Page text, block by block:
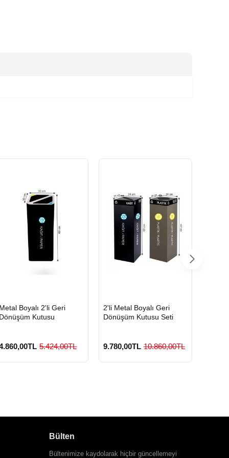
GÖNDERİ
Metal Boyalı 2'li Geri
Dönüşüm Kutusu
5.424,00TL
GÖNDERİ
2'li Metal Boyalı Geri
Dönüşüm Kutusu Seti
9.780,00TL 10.860,00TL
Bülten
Bültenimize kaydolarak hiçbir güncellemeyi